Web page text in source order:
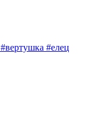
#вертушка #елец